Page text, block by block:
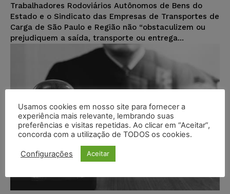
Trabalhadores Rodoviários Autônomos de Bens do
Estado e o Sindicato das Empresas de Transportes de
Carga de São Paulo e Região não “obstaculizem ou
prejudiquem a saída, transporte ou entrega...
Usamos cookies em nosso site para fornecer a
experiência mais relevante, lembrando suas
preferências e visitas repetidas. Ao clicar em “Aceitar”,
concorda com a utilização de TODOS os cookies.
Configurações Aceitar